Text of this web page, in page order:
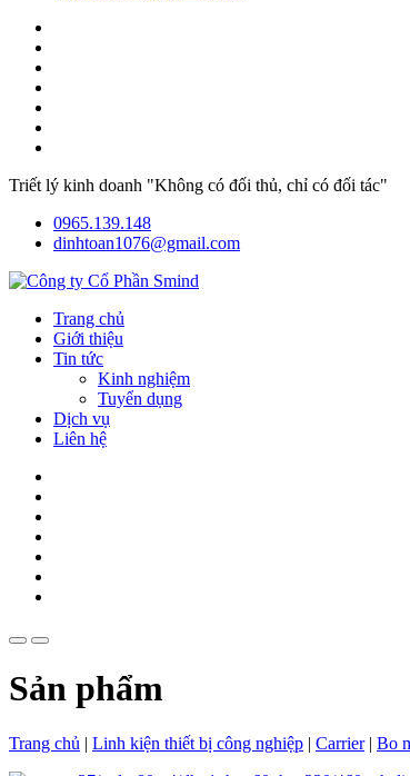
Triết lý kinh doanh "Không có đối thủ, chỉ có đối tác"
0965.139.148
dinhtoan1076@gmail.com
Trang chủ
Giới thiệu
Tin tức
Kinh nghiệm
Tuyển dụng
Dịch vụ
Liên hệ
Sản phẩm
Trang chủ | Linh kiện thiết bị công nghiệp | Carrier| Bo